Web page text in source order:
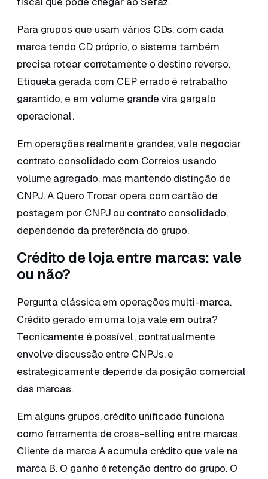
Para grupos que usam vários CDs, com cada
marca tendo CD próprio, o sistema também
precisa rotear corretamente o destino reverso.
Etiqueta gerada com CEP errado é retrabalho
garantido, e em volume grande vira gargalo
operacional.
Em operações realmente grandes, vale negociar
contrato consolidado com Correios usando
volume agregado, mas mantendo distinção de
CNPJ. A Quero Trocar opera com cartão de
postagem por CNPJ ou contrato consolidado,
dependendo da preferência do grupo.
Crédito de loja entre marcas: vale
ou não?
Pergunta clássica em operações multi-marca.
Crédito gerado em uma loja vale em outra?
Tecnicamente é possível, contratualmente
envolve discussão entre CNPJs, e
estrategicamente depende da posição comercial
das marcas.
Em alguns grupos, crédito unificado funciona
como ferramenta de cross-selling entre marcas.
Cliente da marca A acumula crédito que vale na
marca B. O ganho é retenção dentro do grupo. O